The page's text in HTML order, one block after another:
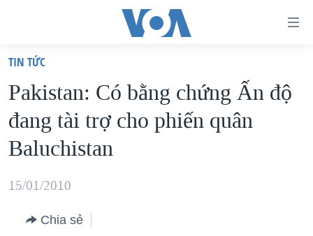
truy
cập
Tới
nội
chính
VIỆT NAM
HOA KỲ
BIỂN ĐÔNG
THẾ GIỚI
DIỄN ĐÀN
TIN TỨC
Pakistan: Có bằng chứng Ấn độ
đang tài trợ cho phiến quân
Baluchistan
15/01/2010
Chia sẻ